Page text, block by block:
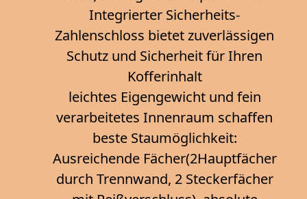
Integrierter Sicherheits-
Zahlenschloss bietet zuverlässigen
Schutz und Sicherheit für Ihren
Kofferinhalt
leichtes Eigengewicht und fein
verarbeitetes Innenraum schaffen
beste Staumöglichkeit:
Ausreichende Fächer(2Hauptfächer
durch Trennwand, 2 Steckerfächer